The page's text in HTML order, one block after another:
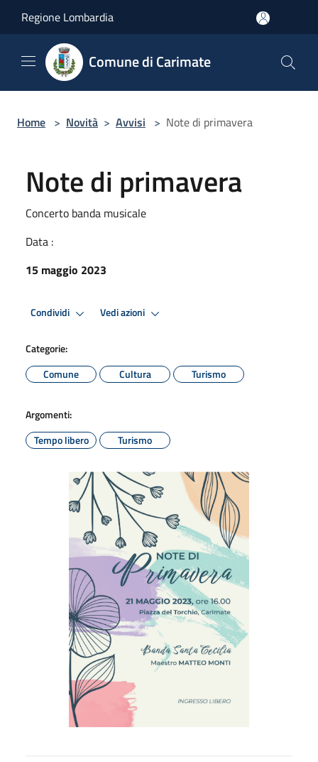
Regione Lombardia
Comune di Carimate
Home > Novità > Avvisi > Note di primavera
Note di primavera
Concerto banda musicale
Data :
15 maggio 2023
Condividi Vedi azioni
Categorie:
Comune
Cultura Turismo
Argomenti:
Tempo libero
Turismo